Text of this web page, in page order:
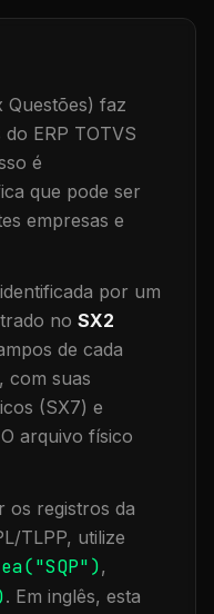
Questões) faz
ERP TOTVS
é
que pode ser
empresas e
por um
no SX2
de cada
, com suas
(SX7) e
O arquivo físico
os registros da
TLPP, utilize
SQP"),
. Em inglês, esta